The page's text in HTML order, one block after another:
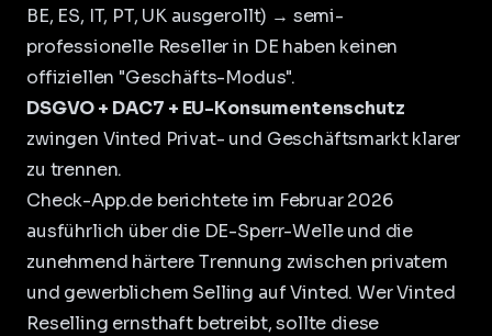
BE, ES, IT, PT, UK ausgerollt) → semi-
professionelle Reseller in DE haben keinen
offiziellen "Geschäfts-Modus".
DSGVO + DAC7 + EU-Konsumentenschutz
zwingen Vinted Privat- und Geschäftsmarkt klarer
zu trennen.
Check-App.de berichtete im Februar 2026
ausführlich über die DE-Sperr-Welle und die
zunehmend härtere Trennung zwischen privatem
und gewerblichem Selling auf Vinted. WerVinted
Reselling ernsthaft betreibt, sollte diese